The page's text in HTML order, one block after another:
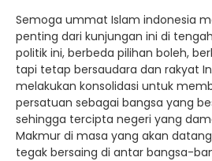
Semoga ummat Islam indonesia
penting dari kunjungan ini di
politik ini, berbeda pilihan boleh,
tapi tetap bersaudara dan rakyat
melakukan konsolidasi untuk
persatuan sebagai bangsa yang
sehingga tercipta negeri yang
Makmur di masa yang akan
tegak bersaing di antar bangsa-